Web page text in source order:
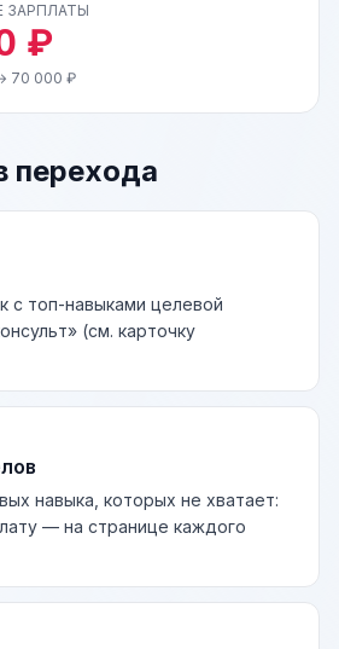
ЗАРПЛАТЫ
₽
70 000 ₽
перехода
с топ-навыками целевой
(см. карточку
навыка, которых не хватает:
— на странице каждого